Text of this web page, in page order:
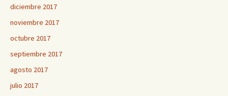
diciembre 2017
noviembre 2017
octubre 2017
septiembre 2017
agosto 2017
julio 2017